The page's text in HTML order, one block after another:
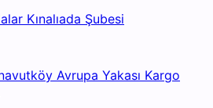
Kınalıada Şubesi
Avrupa Yakası Kargo